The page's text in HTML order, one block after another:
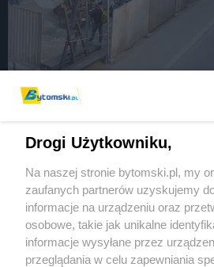
W Bytomiu powstaje
2 / 5
Wydawca mediów lokalnych
Drogi Użytkowniku,
Na naszej stronie bytomski.pl, my
zaufanych partnerów uzyskujemy
informacje na urządzeniu oraz
osobowe, takie jak unikalne
informacje wysyłane przez
przeglądania w celu zapewniania